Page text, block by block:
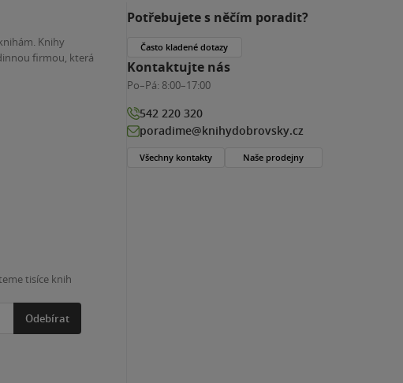
Knihy
firmou, která
tisíce knih
Odebírat
Potřebujete s něčím poradit?
Často kladené dotazy
Kontaktujte nás
Po–Pá: 8:00–17:00
542 220 320
poradime@knihydobrovsky.cz
Všechny kontakty Naše prodejny